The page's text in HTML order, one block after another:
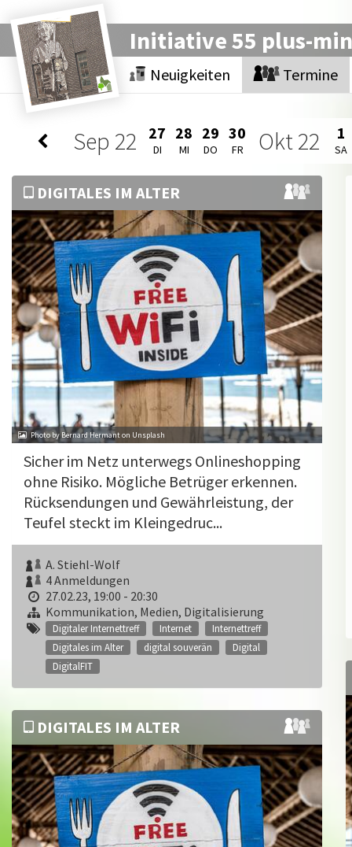
Initiative 55 plus-
Neuigkeiten Termine
Sep 22 27
DI
28
MI
29
DO
30
FR Okt22 1
SA
DIGITALES IM ALTER
Photo by Bernard Hermant on Unsplash
Sicher im Netz unterwegs Onlineshopping
ohne Risiko. Mögliche Betrüger erkennen.
Rücksendungen und Gewährleistung, der
Teufel steckt im Kleingedruc...
A. Stiehl-Wolf
4 Anmeldungen
27.02.23, 19:00 - 20:30
Kommunikation, Medien, Digitalisierung
Digitaler Internettreff Internet
Internettreff
Digitales im Alter
digital souverän
Digital
DigitalFIT
DIGITALES IM ALTER